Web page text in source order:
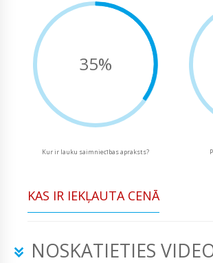
35%
Kur ir lauku saimniecības apraksts?
KAS IR IEKĻAUTA CENĀ
NOSKATIETIES